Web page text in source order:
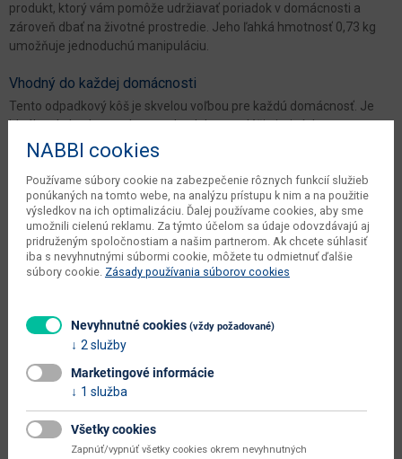
produkt, ktorý vám pomôže udržiavať poriadok v domácnosti a
zároveň dbať na životné prostredie. Jeho ľahká hmotnosť 0,73 kg
umožňuje jednoduchú manipuláciu.
Vhodný do každej domácnosti
Tento odpadkový kôš je skvelou voľbou pre každú domácnosť. Je
ideálny do kuchyne, ale rovnako dobre poslúži aj v iných
miestnostiach. Svojím moderným dizajnom prinesie štýl a eleganciu
Parametre
Šírka 19.5 cm
Hĺbka 29.5 cm
vnútorný objem
kusov v balení výrobcu 1 ks
počet balíkov interný
NABBI cookies
Používame súbory cookie na zabezpečenie rôznych funkcií služieb
ponúkaných na tomto webe, na analýzu prístupu k nim a na použitie
výsledkov na ich optimalizáciu. Ďalej používame cookies, aby sme
umožnili cielenú reklamu. Za týmto účelom sa údaje odovzdávajú aj
pridruženým spoločnostiam a našim partnerom. Ak chcete súhlasiť
iba s nevyhnutnými súbormi cookie, môžete tu odmietnuť ďalšie
súbory cookie. Zásady používania súborov cookies
Nevyhnutné cookies (vždy požadované)
2 služby
Marketingové informácie
1 služba
Všetky cookies
Zapnúť/vypnúť všetky cookies okrem nevyhnutných